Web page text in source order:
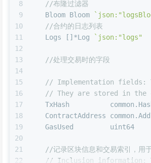
8
9
10
11
12
13
14
15
16
17
18
19
20
21
22
//布隆过滤器
   Bloom Bloom
//合约的日志列表
   Logs []*Log
`json:"logs"
//处理交易时的字段
// Implementation fields:
// They are stored in the
TxHash
ContractAddress
   GasUsed
uint64
//记录区块信息和交易索引，用
// Inclusion information: